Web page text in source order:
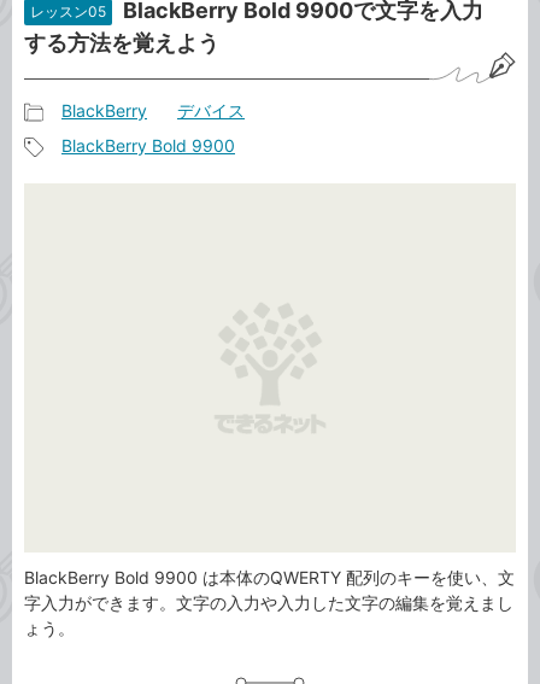
ト
レッスン05
BlackBerry Bold 9900で文字を入力
する方法を覚えよう
事
カ
BlackBerry デバイス
BlackBerry Bold 9900
BlackBerry Bold 9900 は本体のQWERTY 配列のキーを使い、文
字入力ができます。文字の入力や入力した文字の編集を覚えまし
ょう。